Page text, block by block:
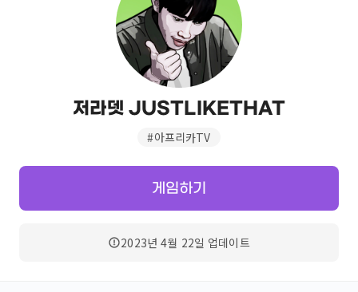
저라뎃 JUSTLIKETHAT
#아프리카TV
게임하기
2023년 4월 22일 업데이트